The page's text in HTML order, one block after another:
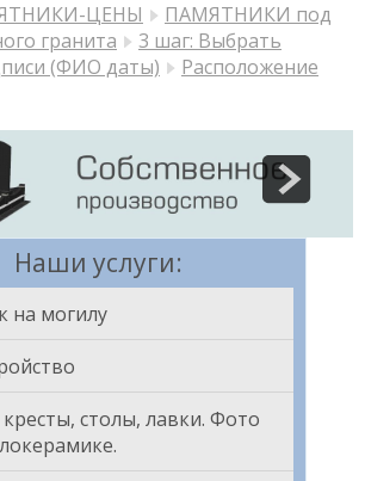
ЦЕНЫ
ПАМЯТНИКИ под
гранита
3 шаг: Выбрать
(ФИО даты)
Расположение
Наши услуги:
на могилу
столы, лавки. Фото